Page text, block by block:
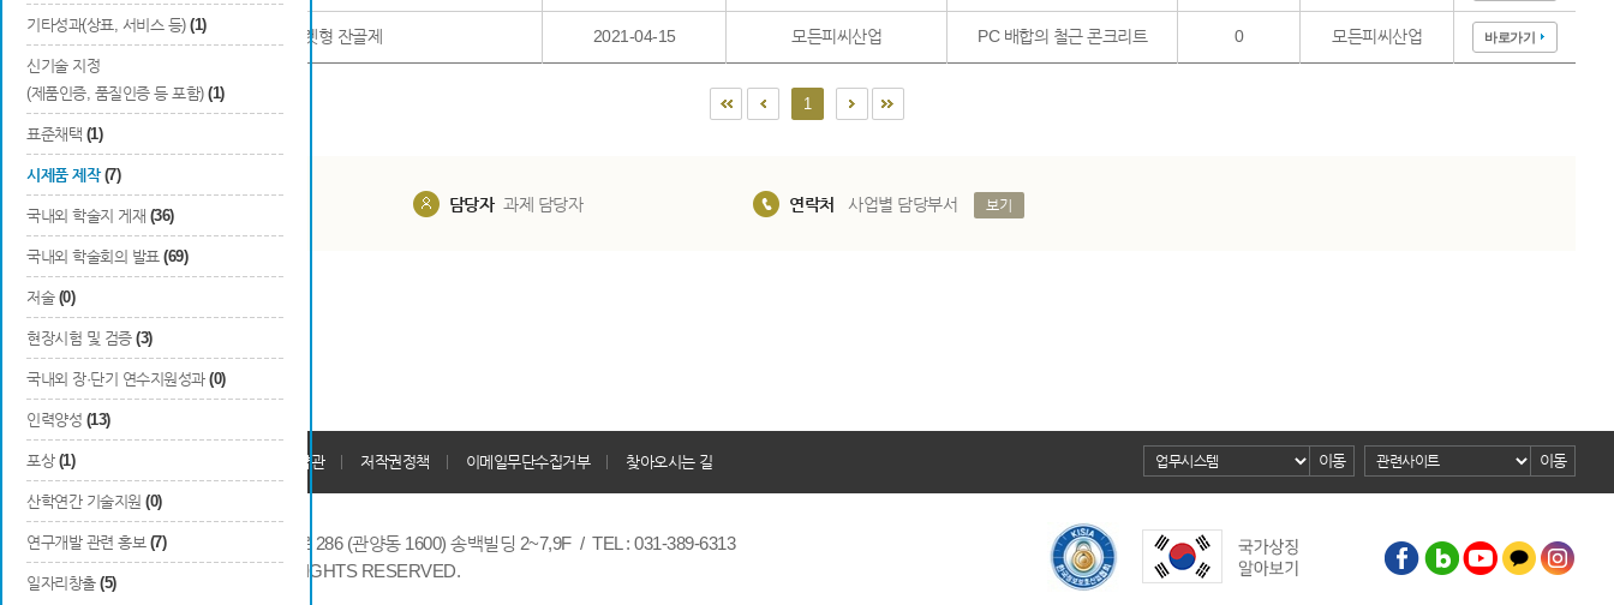
기타성과(상표, 서비스 등) (1)
신기술 지정
(제품인증, 품질인증 등 포함) (1)
표준채택 (1)
시제품 제작 (7)
국내외 학술지 게재 (36)
국내외 학술회의 발표 (69)
저술 (0)
현장시험 및 검증 (3)
국내외 장·단기 연수지원성과 (0)
인력양성 (13)
포상 (1)
산학연간 기술지원 (0)
연구개발 관련 홍보 (7)
일자리창출 (5)
7 자기치유 박테리아 혼입 펠렛형 잔골제 2021-04-15 모든피씨산업 PC 배합의 철근 콘크리트 0 모든피씨산업 바로가기
1
담당부서 담당자 과제 담당자 연락처 사업별 담당부서 보기
개인정보처리방침 회원가입약관 저작권정책 이메일무단수집거부 찾아오시는 길 이동 이동
14066 경기도 안양시 동안구 시민대로 286 (관양동 1600) 송백빌딩 2~7,9F / TEL : 031-389-6313
COPYRIGHTS © 2014 KAIA, ALL RIGHTS RESERVED.